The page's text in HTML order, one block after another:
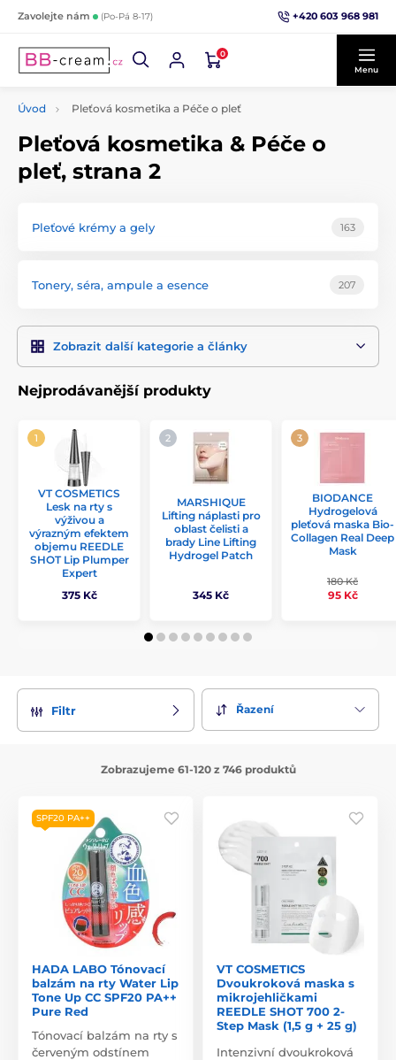
Zavolejte nám (Po-Pá 8-17) +420 603 968 981
0
Menu
Úvod Pleťová kosmetika a Péče o pleť
Pleťová kosmetika & Péče o
pleť, strana 2
Pleťové krémy a gely 163
Tonery, séra, ampule a esence 207
Zobrazit další kategorie a články
Nejprodávanější produkty
VT COSMETICS
Lesk na rty s
výživou a
výrazným efektem
objemu REEDLE
SHOT Lip Plumper
Expert
375 Kč
MARSHIQUE
Lifting náplasti pro
oblast čelisti a
brady Line Lifting
Hydrogel Patch
345 Kč
BIODANCE
Hydrogelová
pleťová maska Bio-
Collagen Real Deep
Mask
180 Kč
95 Kč
Filtr Řazení
Zobrazujeme 61-120 z 746 produktů
SPF20 PA++
HADA LABO Tónovací
balzám na rty Water Lip
Tone Up CC SPF20 PA++
Pure Red
Tónovací balzám na rty s
červeným odstínem
VT COSMETICS
Dvoukroková maska s
mikrojehličkami
REEDLE SHOT 700 2-
Step Mask (1,5 g + 25 g)
Intenzivní dvoukroková